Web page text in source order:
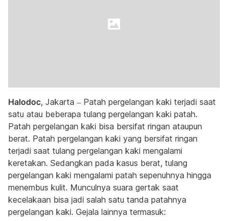
Halodoc, Jakarta – Patah pergelangan kaki terjadi saat
satu atau beberapa tulang pergelangan kaki patah.
Patah pergelangan kaki bisa bersifat ringan ataupun
berat. Patah pergelangan kaki yang bersifat ringan
terjadi saat tulang pergelangan kaki mengalami
keretakan. Sedangkan pada kasus berat, tulang
pergelangan kaki mengalami patah sepenuhnya hingga
menembus kulit. Munculnya suara gertak saat
kecelakaan bisa jadi salah satu tanda patahnya
pergelangan kaki. Gejala lainnya termasuk: